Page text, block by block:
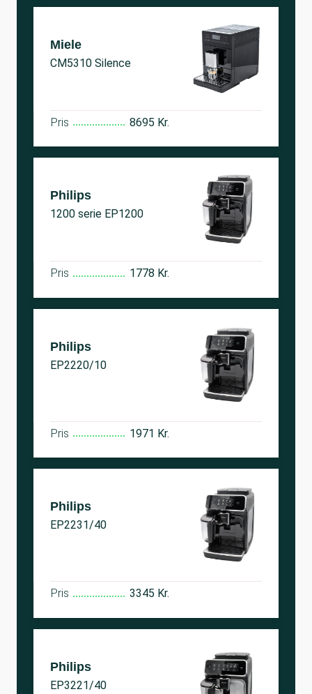
Miele
CM5310 Silence
Pris 8695 Kr.
Philips
1200 serie EP1200
Pris 1778 Kr.
Philips
EP2220/10
Pris 1971 Kr.
Philips
EP2231/40
Pris 3345 Kr.
Philips
EP3221/40